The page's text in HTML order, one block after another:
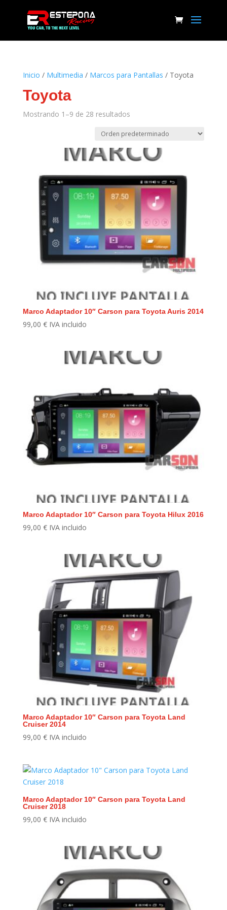
Inicio / Multimedia / Marcos para Pantallas / Toyota
Toyota
Mostrando 1–9 de 28 resultados
Marco Adaptador 10″ Carson para Toyota Auris 2014
99,00 € IVA incluido
Marco Adaptador 10″ Carson para Toyota Hilux 2016
99,00 € IVA incluido
Marco Adaptador 10″ Carson para Toyota Land
Cruiser 2014
99,00 € IVA incluido
Marco Adaptador 10″ Carson para Toyota Land
Cruiser 2018
99,00 € IVA incluido